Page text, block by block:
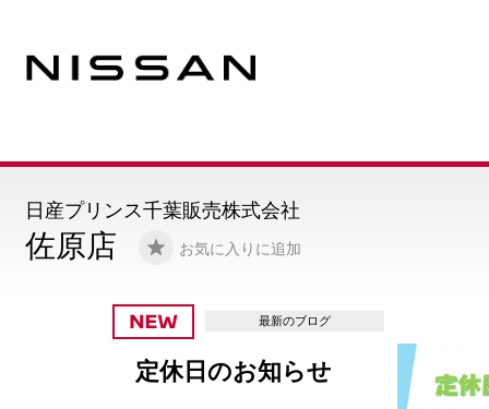
佐原店 お気に入りに追加
日産プリンス千葉販売株式会社
夏得・・なっ